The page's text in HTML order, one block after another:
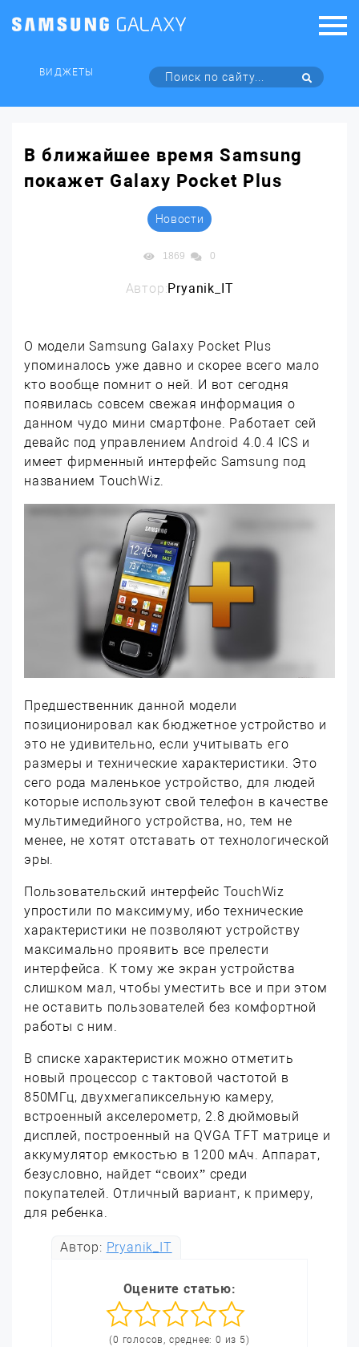
ВИДЖЕТЫ
В ближайшее время Samsung
покажет Galaxy Pocket Plus
Новости
1869 0
Автор:Pryanik_IT
О модели Samsung Galaxy Pocket Plus
упоминалось уже давно и скорее всего мало
кто вообще помнит о ней. И вот сегодня
появилась совсем свежая информация о
данном чудо мини смартфоне. Работает сей
девайс под управлением Android 4.0.4 ICS и
имеет фирменный интерфейс Samsung под
названием TouchWiz.
Предшественник данной модели
позиционировал как бюджетное устройство и
это не удивительно, если учитывать его
размеры и технические характеристики. Это
сего рода маленькое устройство, для людей
которые используют свой телефон в качестве
мультимедийного устройства, но, тем не
менее, не хотят отставать от технологической
эры.
Пользовательский интерфейс TouchWiz
упростили по максимуму, ибо технические
характеристики не позволяют устройству
максимально проявить все прелести
интерфейса. К тому же экран устройства
слишком мал, чтобы уместить все и при этом
не оставить пользователей без комфортной
работы с ним.
В списке характеристик можно отметить
новый процессор с тактовой частотой в
850МГц, двухмегапиксельную камеру,
встроенный акселерометр, 2.8 дюймовый
дисплей, построенный на QVGA TFT матрице и
аккумулятор емкостью в 1200 мАч. Аппарат,
безусловно, найдет “своих” среди
покупателей. Отличный вариант, к примеру,
для ребенка.
Автор: Pryanik_IT
Оцените статью:
(0 голосов, среднее: 0 из 5)